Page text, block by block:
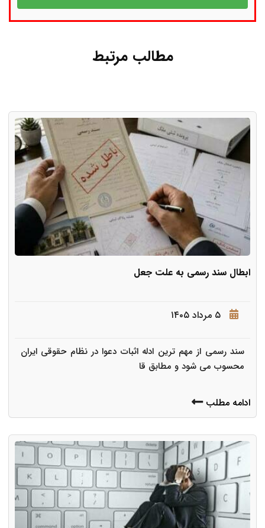
مطالب مرتبط
ابطال سند رسمی به علت جعل
۵ مرداد ۱۴۰۵
سند رسمی از مهم ترین ادله اثبات دعوا در نظام حقوقی ایران
محسوب می شود و مطابق قا
ادامه مطلب